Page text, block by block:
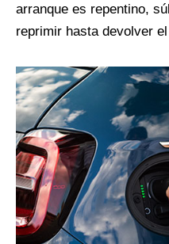
arranque es repentino,
reprimir hasta devolver